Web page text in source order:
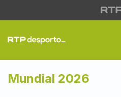
Mundial
Mundial 2026